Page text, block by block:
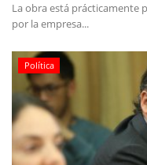
La obra está prácticamente
por la empresa...
Política